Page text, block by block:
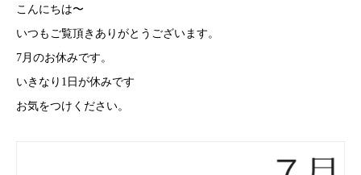
こんにちは〜
いつもご覧頂きありがとうございます。
7月のお休みです。
いきなり1日が休みです
お気をつけください。